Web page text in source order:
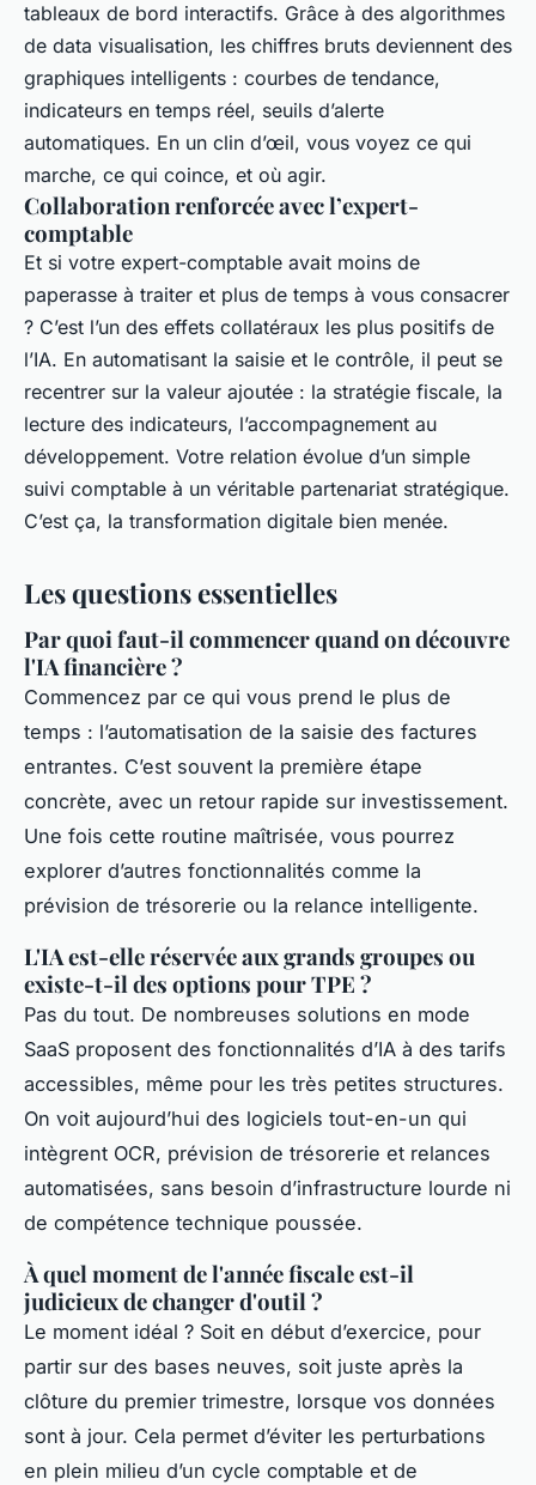
tableaux de bord interactifs. Grâce à des algorithmes
de data visualisation, les chiffres bruts deviennent des
graphiques intelligents : courbes de tendance,
indicateurs en temps réel, seuils d’alerte
automatiques. En un clin d’œil, vous voyez ce qui
marche, ce qui coince, et où agir.
Collaboration renforcée avec l’expert-
comptable
Et si votre expert-comptable avait moins de
paperasse à traiter et plus de temps à vous consacrer
? C’est l’un des effets collatéraux les plus positifs de
l’IA. En automatisant la saisie et le contrôle, il peut se
recentrer sur la valeur ajoutée : la stratégie fiscale, la
lecture des indicateurs, l’accompagnement au
développement. Votre relation évolue d’un simple
suivi comptable à un véritable partenariat stratégique.
C’est ça, la transformation digitale bien menée.
Les questions essentielles
Par quoi faut-il commencer quand on découvre
l'IA financière ?
Commencez par ce qui vous prend le plus de
temps : l’automatisation de la saisie des factures
entrantes. C’est souvent la première étape
concrète, avec un retour rapide sur investissement.
Une fois cette routine maîtrisée, vous pourrez
explorer d’autres fonctionnalités comme la
prévision de trésorerie ou la relance intelligente.
L'IA est-elle réservée aux grands groupes ou
existe-t-il des options pour TPE ?
Pas du tout. De nombreuses solutions en mode
SaaS proposent des fonctionnalités d’IA à des tarifs
accessibles, même pour les très petites structures.
On voit aujourd’hui des logiciels tout-en-un qui
intègrent OCR, prévision de trésorerie et relances
automatisées, sans besoin d’infrastructure lourde ni
de compétence technique poussée.
À quel moment de l'année fiscale est-il
judicieux de changer d'outil ?
Le moment idéal ? Soit en début d’exercice, pour
partir sur des bases neuves, soit juste après la
clôture du premier trimestre, lorsque vos données
sont à jour. Cela permet d’éviter les perturbations
en plein milieu d’un cycle comptable et de